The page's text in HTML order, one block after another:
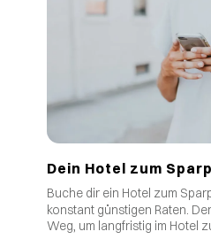
Dein Hotel zum
Buche dir ein Hotel zum
konstant günstigen Raten.
Weg, um langfristig im Hotel